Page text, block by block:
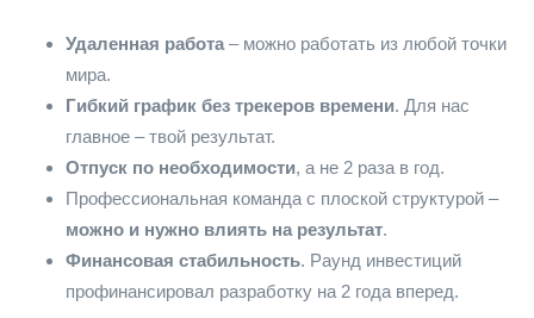
Удаленная работа – можно работать из любой точки
мира.
Гибкий график без трекеров времени. Для нас
главное – твой результат.
Отпуск по необходимости, а не 2 раза в год.
Профессиональная команда с плоской структурой –
можно и нужно влиять на результат.
Финансовая стабильность. Раунд инвестиций
профинансировал разработку на 2 года вперед.